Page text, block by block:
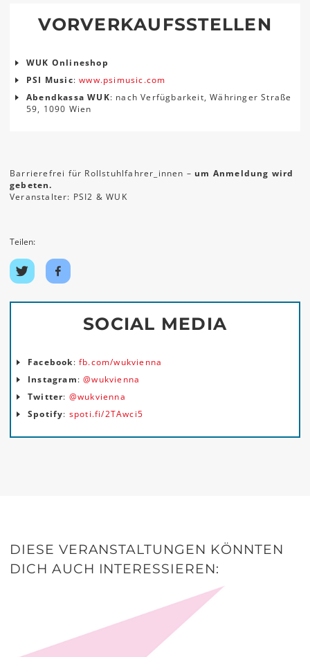
VORVERKAUFSSTELLEN
WUK Onlineshop
PSI Music:www.psimusic.com
Abendkassa WUK: nach Verfügbarkeit, Währinger Straße
59, 1090 Wien
Barrierefrei für Rollstuhlfahrer_innen – um Anmeldung wird
gebeten.
Veranstalter: PSI2 & WUK
Teilen:
Auf
Twitter
Auf
Facebook
SOCIAL MEDIA
Facebook:fb.com/wukvienna
Instagram:@wukvienna
Twitter: @wukvienna
Spotify: spoti.fi/2TAwci5
DIESE VERANSTALTUNGEN KÖNNTEN
DICH AUCH INTERESSIEREN: